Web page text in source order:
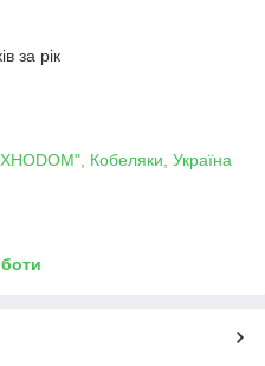
за рік
Кобеляки, Україна